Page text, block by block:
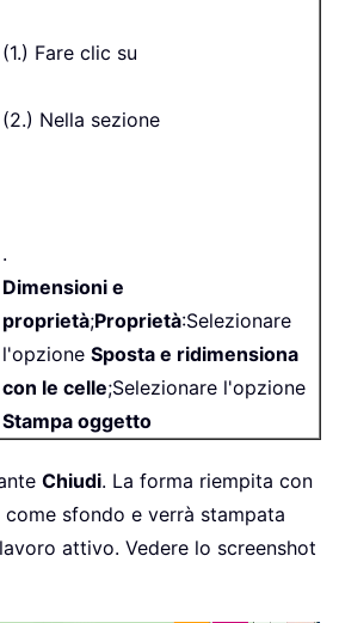
(1.) Fare clic su
(2.) Nella sezione
.
Dimensioni e
proprietà;Proprietà:Selezionare
l'opzione Sposta e ridimensiona
con le celle;Selezionare l'opzione
Stampa oggetto
Chiudi. La forma riempita con
sfondo e verrà stampata
attivo. Vedere lo screenshot